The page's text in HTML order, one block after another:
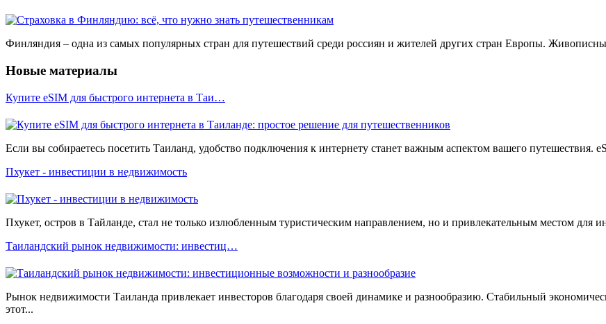
Финляндия – одна из самых популярных стран для путешествий среди россиян и жителей других стран Европы.
Новые материалы
Купите eSIM для быстрого интернета в Таи…
Если вы собираетесь посетить Таиланд, удобство подключения к интернету станет важным аспектом вашего путешествия.
Пхукет - инвестиции в недвижимость
Пхукет, остров в Тайланде, стал не только излюбленным туристическим направлением, но и привлекательным местом для
Таиландский рынок недвижимости: инвестиц…
Рынок недвижимости Таиланда привлекает инвесторов благодаря своей динамике и разнообразию. Стабильный
этот...